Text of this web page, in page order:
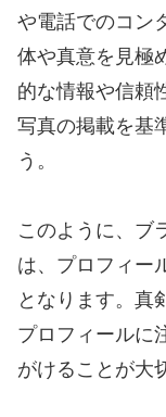
や電話でのコン
体や真意を見極
的な情報や信頼
写真の掲載を基
う。
このように、ブ
は、プロフィー
となります。真
プロフィールに
がけることが大